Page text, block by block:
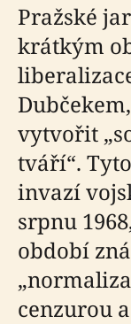
Pražské
krátkým
vytvořit
tváří“.
invazí
srpnu
období
cenzurou